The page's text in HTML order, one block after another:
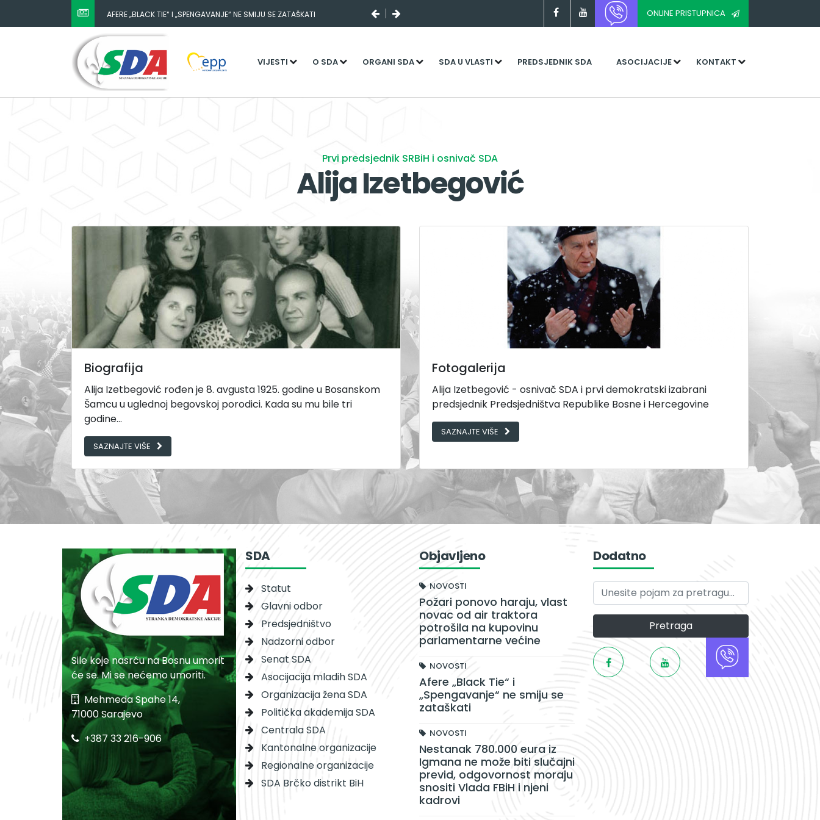
AFERE „BLACK TIE“ I „SPENGAVANJE“ NE SMIJU SE ZATAŠKATI ONLINE PRISTUPNICA
VIJESTI O SDA ORGANI SDA SDA U VLASTI PREDSJEDNIK SDA ASOCIJACIJE KONTAKT
Prvi predsjednik SRBiH i osnivač SDA
Alija Izetbegović
Biografija
Alija Izetbegović rođen je 8. avgusta 1925. godine u Bosanskom
Šamcu u uglednoj begovskoj porodici. Kada su mu bile tri
godine...
SAZNAJTE VIŠE
Fotogalerija
Alija Izetbegović - osnivač SDA i prvi demokratski izabrani
predsjednik Predsjedništva Republike Bosne i Hercegovine
SAZNAJTE VIŠE
Sile koje nasrću na Bosnu umorit
će se. Mi se nećemo umoriti.
Mehmeda Spahe 14,
71000 Sarajevo
+387 33 216-906
SDA
Statut
Glavni odbor
Predsjedništvo
Nadzorni odbor
Senat SDA
Asocijacija mladih SDA
Organizacija žena SDA
Politička akademija SDA
Centrala SDA
Kantonalne organizacije
Regionalne organizacije
SDA Brčko distrikt BiH
Objavljeno
NOVOSTI
Požari ponovo haraju, vlast
novac od air traktora
potrošila na kupovinu
parlamentarne većine
NOVOSTI
Afere „Black Tie“ i
„Spengavanje“ ne smiju se
zataškati
NOVOSTI
Nestanak 780.000 eura iz
Igmana ne može biti slučajni
previd, odgovornost moraju
snositi Vlada FBiH i njeni
kadrovi
Dodatno
Pretraga